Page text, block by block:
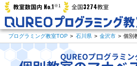
教室数国内 No.1※1 全国3274教室
プログラミング教室TOP > 石川県 > 金沢市 > 個別
QUREOプログラミン